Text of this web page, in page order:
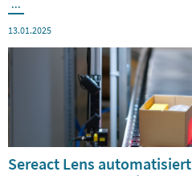
13.01.2025
Sereact Lens
Bestandsprozesse in